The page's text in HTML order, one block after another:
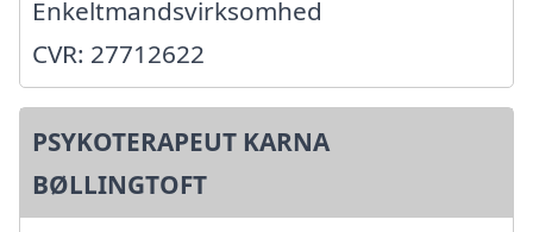
Enkeltmandsvirksomhed
CVR: 27712622
PSYKOTERAPEUT KARNA
BØLLINGTOFT